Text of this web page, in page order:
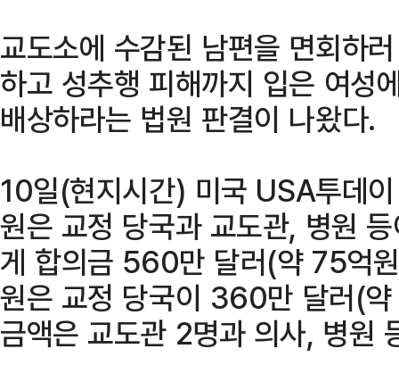
교도소에 수감된 남편을 면회하
하고 성추행 피해까지 입은 여
배상하라는 법원 판결이 나왔다.
10일(현지시간) 미국 USA투데
원은 교정 당국과 교도관, 병원
게 합의금 560만 달러(약 75억
원은 교정 당국이 360만 달러(
금액은 교도관 2명과 의사, 병원